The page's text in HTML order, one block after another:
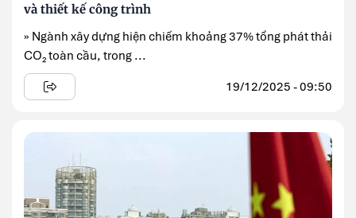
và thiết kế công trình
» Ngành xây dựng hiện chiếm khoảng 37% tổng phát thải
CO₂ toàn cầu, trong ...
19/12/2025 - 09:50